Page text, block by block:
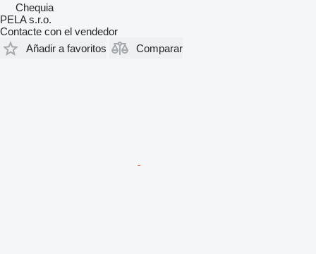
Chequia
PELA s.r.o.
Contacte con el vendedor
Añadir a favoritos
Comparar